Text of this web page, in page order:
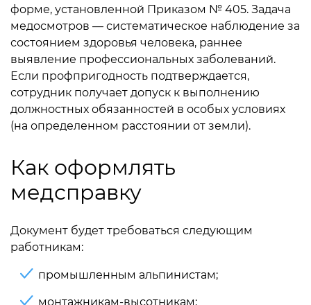
форме, установленной Приказом № 405. Задача
медосмотров — систематическое наблюдение за
состоянием здоровья человека, раннее
выявление профессиональных заболеваний.
Если профпригодность подтверждается,
сотрудник получает допуск к выполнению
должностных обязанностей в особых условиях
(на определенном расстоянии от земли).
Как оформлять
медсправку
Документ будет требоваться следующим
работникам:
промышленным альпинистам;
монтажникам-высотникам;